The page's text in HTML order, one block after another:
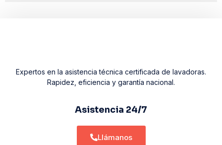
Expertos en la asistencia técnica certificada de lavadoras.
Rapidez, eficiencia y garantía nacional.
Asistencia 24/7
Llámanos